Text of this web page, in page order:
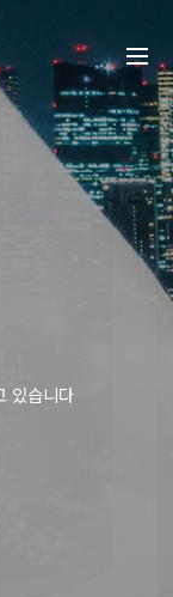
있습니다